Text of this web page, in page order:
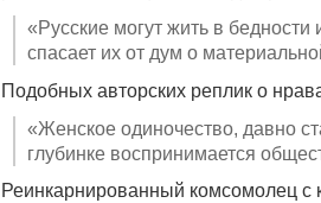
«Русские могут жить в
спасает их от дум о
Подобных авторских реплик о
«Женское одиночество, давно
глубинке воспринимается
Реинкарнированный комсомолец с